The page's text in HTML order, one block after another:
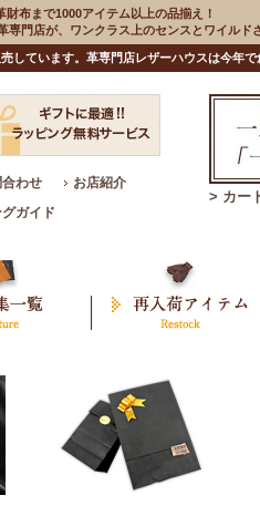
布まで1000アイテム以上の品揃え！
門店が、ワンクラス上のセンスとワイルド
しています。革専門店レザーハウスは今年で
合わせ
お店紹介
ガイド
> カー